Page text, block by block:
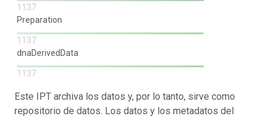
1137
Preparation
1137
dnaDerivedData
1137
Este IPT archiva los datos y, por lo tanto, sirve como
repositorio de datos. Los datos y los metadatos del